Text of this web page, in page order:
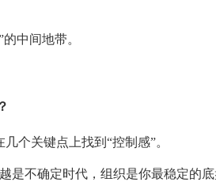
中间地带。
个关键点上找到“控制感”。
不确定时代，组织是你最稳定的底